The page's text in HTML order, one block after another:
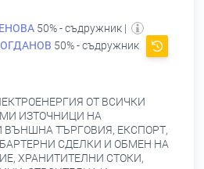
50% - съдружник |
50% - съдружник
ОТ ВСИЧКИ
ИЗТОЧНИЦИ НА
ВЪНШНА ТЪРГОВИЯ, ЕКСПОРТ,
СДЕЛКИ И ОБМЕН НА
ХРАНИТИТЕЛНИ СТОКИ,